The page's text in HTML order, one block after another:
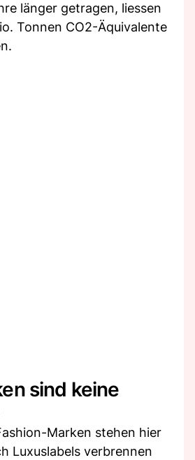
länger getragen, liessen
Tonnen CO2-Äquivalente
sind keine
Marken stehen hier
Luxuslabels verbrennen